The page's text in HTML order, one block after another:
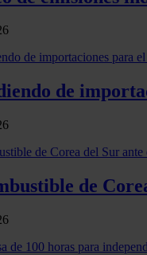
de
de